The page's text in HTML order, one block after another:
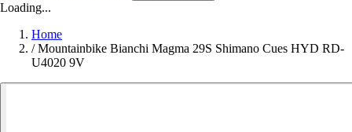
Loading...
Home
/ Mountainbike Bianchi Magma 29S Shimano Cues HYD RD-
U4020 9V